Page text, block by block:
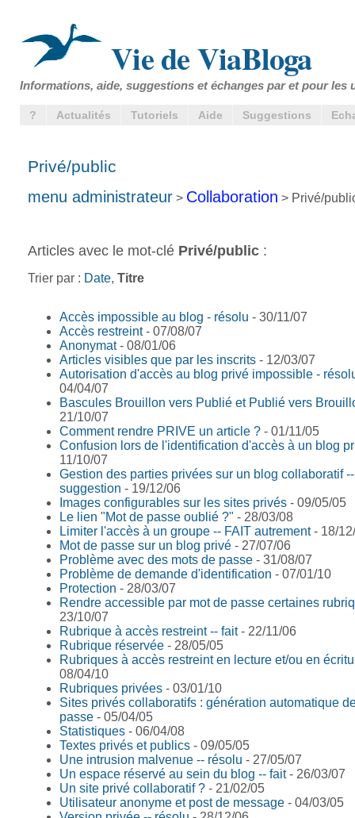
Vie de ViaBloga
Informations, aide, suggestions et échanges par et pour les
? Actualités Tutoriels Aide Suggestions
Privé/public
menu administrateur > Collaboration > Privé/
Articles avec le mot-clé Privé/public :
Trier par : Date, Titre
Accès impossible au blog - résolu - 30/11/07
Accès restreint- 07/08/07
Anonymat- 08/01/06
Articles visibles que par les inscrits - 12/03/07
Autorisation d'accès au blog privé impossible -
04/04/07
Bascules Brouillon vers Publié et Publié vers
21/10/07
Comment rendre PRIVE un article ? - 01/11/05
Confusion lors de l'identification d'accès à un blog
11/10/07
Gestion des parties privées sur un blog collaboratif
suggestion - 19/12/06
Images configurables sur les sites privés - 09/05/05
Le lien "Mot de passe oublié ?" - 28/03/08
Limiter l'accès à un groupe -- FAIT autrement- 18/
Mot de passe sur un blog privé - 27/07/06
Problème avec des mots de passe - 31/08/07
Problème de demande d'identification - 07/01/10
Protection - 28/03/07
Rendre accessible par mot de passe certaines
23/10/07
Rubrique à accès restreint -- fait- 22/11/06
Rubrique réservée - 28/05/05
Rubriques à accès restreint en lecture et/ou en
08/04/10
Rubriques privées - 03/01/10
Sites privés collaboratifs : génération automatique
passe - 05/04/05
Statistiques - 06/04/08
Textes privés et publics - 09/05/05
Une intrusion malvenue -- résolu - 27/05/07
Un espace réservé au sein du blog -- fait- 26/03/07
Un site privé collaboratif ? - 21/02/05
Utilisateur anonyme et post de message - 04/03/05